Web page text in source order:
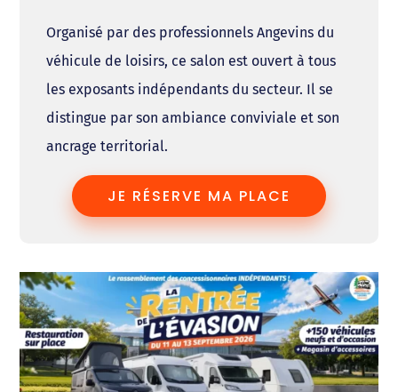
Organisé par des professionnels Angevins du
véhicule de loisirs, ce salon est ouvert à tous
les exposants indépendants du secteur. Il se
distingue par son ambiance conviviale et son
ancrage territorial.
JE RÉSERVE MA PLACE